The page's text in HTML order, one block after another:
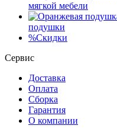
мягкой мебели
подушки
%Скидки
Сервис
Доставка
Оплата
Сборка
Гарантия
О компании